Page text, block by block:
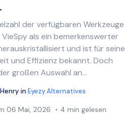
kopieren
der verfügbaren Werkzeuge
als ein bemerkenswerter
und ist für seine
und Effizienz bekannt. Doch
großen Auswahl an...
inEyezy Alternatives
06 Mai, 2026 4 min gelesen